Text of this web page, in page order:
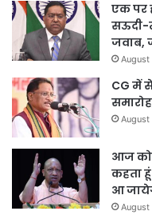
एक पर
सऊदी-
जवाब,
CG में
आज
कहता
आ